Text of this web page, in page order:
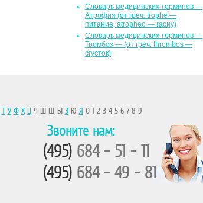
Словарь медицинских терминов —
Атрофия (от греч. trophe —
питание, atropheo — гасну)
Словарь медицинских терминов —
Тромбоз — (от греч. thrombos —
сгусток)
Т У Ф Х ЦЧ Ш Щ Ы ЭЮ Я 0 1 2 3 4 5 6 7 8 9
Звоните нам:
(495) 684 - 51 - 11
(495) 684 - 49 - 81